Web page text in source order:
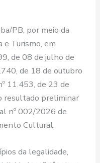
PB, por meio da
e Turismo, em
de 08 de julho de
de 18 de outubro
11.453, de 23 de
resultado preliminar
nº 002/2026 de
Cultural.
da legalidade,